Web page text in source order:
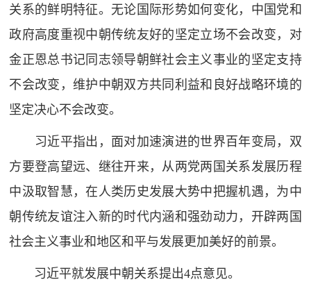
关系的鲜明特征。无论国际形势如何变化，中国党和
政府高度重视中朝传统友好的坚定立场不会改变，对
金正恩总书记同志领导朝鲜社会主义事业的坚定支持
不会改变，维护中朝双方共同利益和良好战略环境的
坚定决心不会改变。
习近平指出，面对加速演进的世界百年变局，双
方要登高望远、继往开来，从两党两国关系发展历程
中汲取智慧，在人类历史发展大势中把握机遇，为中
朝传统友谊注入新的时代内涵和强劲动力，开辟两国
社会主义事业和地区和平与发展更加美好的前景。
习近平就发展中朝关系提出4点意见。